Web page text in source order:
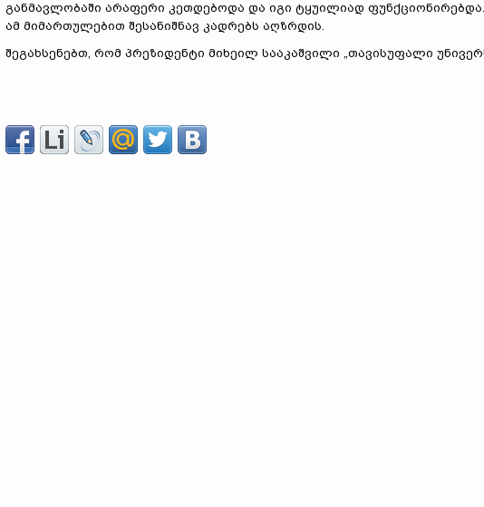
განმავლობაში არაფერი კეთდებოდა და იგი ტყუილიად ფუნქციონირებდა.
ამ მიმართულებით შესანიშნავ კადრებს აღზრდის.
შეგახსენებთ, რომ პრეზიდენტი მიხეილ სააკაშვილი „თავისუფალი